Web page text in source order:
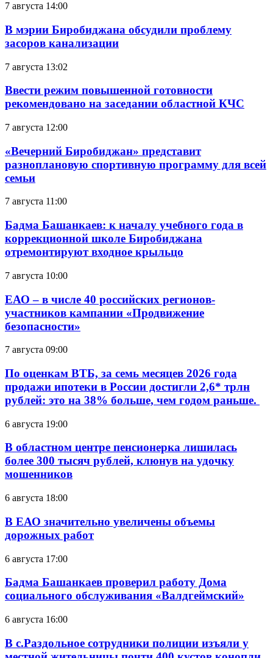
7 августа 14:00
В мэрии Биробиджана обсудили проблему
засоров канализации
7 августа 13:02
Ввести режим повышенной готовности
рекомендовано на заседании областной КЧС
7 августа 12:00
«Вечерний Биробиджан» представит
разноплановую спортивную программу для всей
семьи
7 августа 11:00
Бадма Башанкаев: к началу учебного года в
коррекционной школе Биробиджана
отремонтируют входное крыльцо
7 августа 10:00
ЕАО – в числе 40 российских регионов-
участников кампании «Продвижение
безопасности»
7 августа 09:00
По оценкам ВТБ, за семь месяцев 2026 года
продажи ипотеки в России достигли 2,6* трлн
рублей: это на 38% больше, чем годом раньше.
6 августа 19:00
В областном центре пенсионерка лишилась
более 300 тысяч рублей, клюнув на удочку
мошенников
6 августа 18:00
В ЕАО значительно увеличены объемы
дорожных работ
6 августа 17:00
Бадма Башанкаев проверил работу Дома
социального обслуживания «Валдгеймский»
6 августа 16:00
В с.Раздольное сотрудники полиции изъяли у